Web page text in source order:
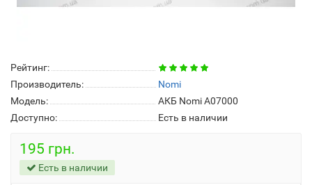
Рейтинг:
Производитель:
Nomi
Модель:
АКБ Nomi A07000
Доступно:
Есть в наличии
195 грн.
Есть в наличии